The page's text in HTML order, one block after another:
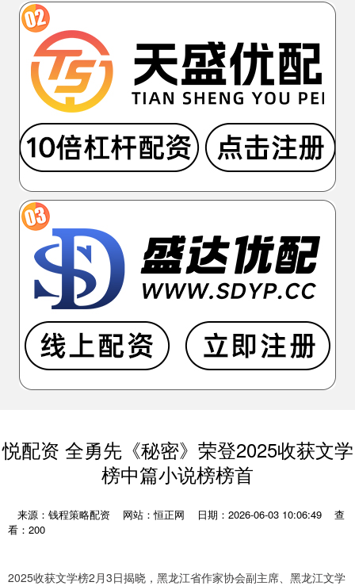
悦配资 全勇先《秘密》荣登2025收获文学
榜中篇小说榜榜首
来源：钱程策略配资 网站：恒正网 日期：2026-06-03 10:06:49
查
看：200
2025收获文学榜2月3日揭晓，黑龙江省作家协会副主席、黑龙江文学